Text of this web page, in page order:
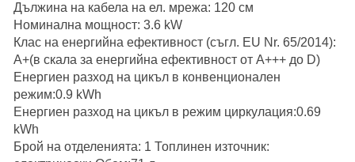
Дължина на кабела на ел. мрежа: 120 см
Номинална мощност: 3.6 kW
Клас на енергийна ефективност (съгл. EU Nr. 65/2014):
A+(в скала за енергийна ефективност от A+++ до D)
Енергиен разход на цикъл в конвенционален
режим:0.9 kWh
Енергиен разход на цикъл в режим циркулация:0.69
kWh
Брой на отделенията: 1 Топлинен източник: